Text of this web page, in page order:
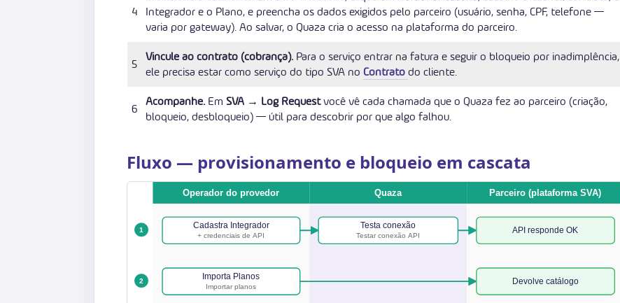
4
Integrador e o Plano, e preencha os dados exigidos pelo parceiro (usuário, senha, CPF, telefone —
varia por gateway). Ao salvar, o Quaza cria o acesso na plataforma do parceiro.
5
Vincule ao contrato (cobrança). Para o serviço entrar na fatura e seguir o bloqueio por inadimplência,
ele precisa estar como serviço do tipo SVA no Contratodo cliente.
6
Acompanhe. Em SVA → Log Requestvocê vê cada chamada que o Quaza fez ao parceiro (criação,
bloqueio, desbloqueio) — útil para descobrir por que algo falhou.
Fluxo — provisionamento e bloqueio em cascata
Operador do provedor Quaza Parceiro (plataforma SVA)
1 Cadastra Integrador
+ credenciais de API
Testa conexão
Testar conexão API
API responde OK
2 Importa Planos
Importar planos
Devolve catálogo